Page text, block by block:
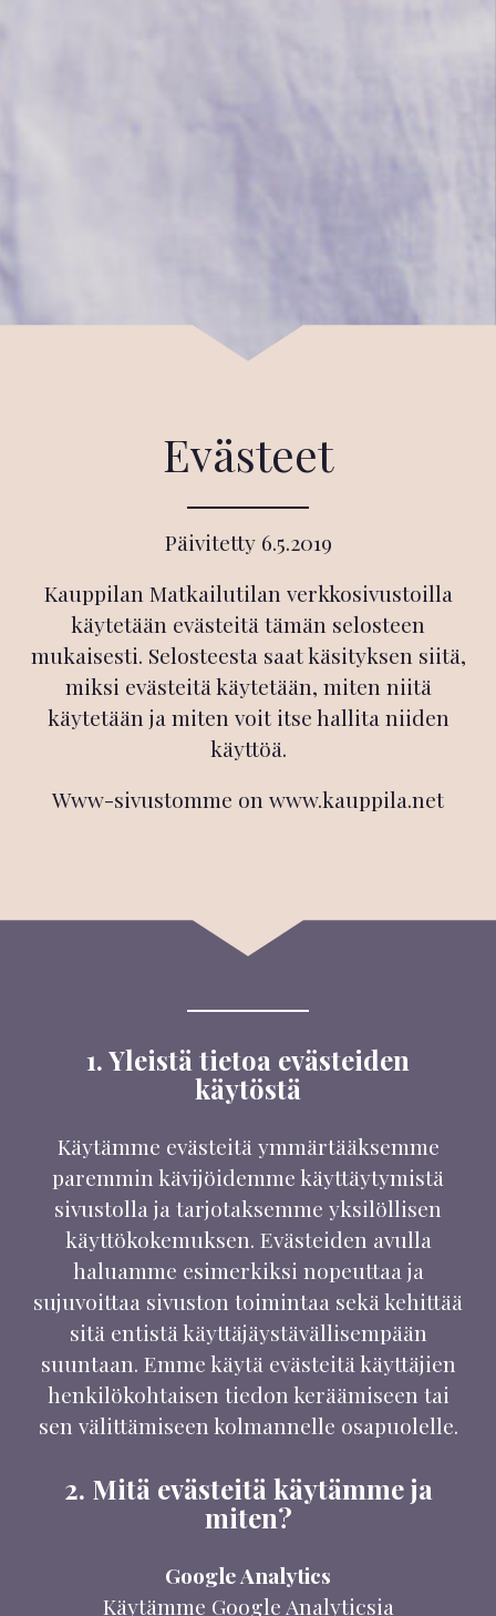
Evästeet
Päivitetty 6.5.2019
Kauppilan Matkailutilan verkkosivustoilla
käytetään evästeitä tämän selosteen
mukaisesti. Selosteesta saat käsityksen siitä,
miksi evästeitä käytetään, miten niitä
käytetään ja miten voit itse hallita niiden
käyttöä.
Www-sivustomme on www.kauppila.net
1. Yleistä tietoa evästeiden
käytöstä
Käytämme evästeitä ymmärtääksemme
paremmin kävijöidemme käyttäytymistä
sivustolla ja tarjotaksemme yksilöllisen
käyttökokemuksen. Evästeiden avulla
haluamme esimerkiksi nopeuttaa ja
sujuvoittaa sivuston toimintaa sekä kehittää
sitä entistä käyttäjäystävällisempään
suuntaan. Emme käytä evästeitä käyttäjien
henkilökohtaisen tiedon keräämiseen tai
sen välittämiseen kolmannelle osapuolelle.
2. Mitä evästeitä käytämme ja
miten?
Google Analytics
Käytämme Google Analyticsia